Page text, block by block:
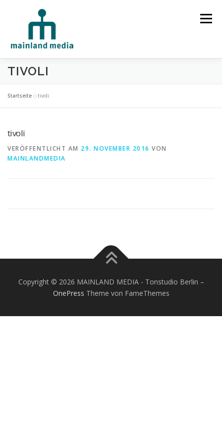
Menü
HOME
TIVOLI
Startseite »tivoli
tivoli
VERÖFFENTLICHT AM 29. NOVEMBER 2016 VON
MAINLANDMEDIA
Copyright © 2026 MAINLAND MEDIA - Tonstudio Berlin –
OnePress Theme von FameThemes